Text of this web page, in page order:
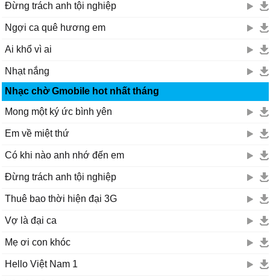
Đừng trách anh tội nghiệp
Ngợi ca quê hương em
Ai khổ vì ai
Nhạt nắng
Nhạc chờ Gmobile hot nhất tháng
Mong một ký ức bình yên
Em về miệt thứ
Có khi nào anh nhớ đến em
Đừng trách anh tội nghiệp
Thuê bao thời hiện đại 3G
Vợ là đại ca
Mẹ ơi con khóc
Hello Việt Nam 1